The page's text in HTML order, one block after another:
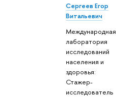
Сергеев Егор
Витальевич
Международная
лаборатория
исследований
населения и
здоровья:
Стажер-
исследователь